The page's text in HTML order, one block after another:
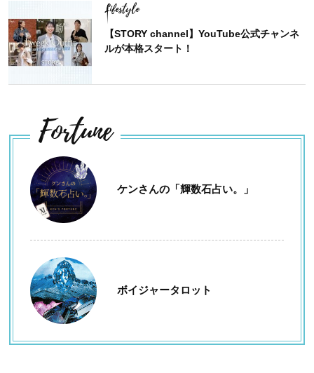
Lifestyle
【STORY channel】YouTube公式チャンネ
ルが本格スタート！
Fortune
ケンさんの「輝数石占い。」
ボイジャータロット